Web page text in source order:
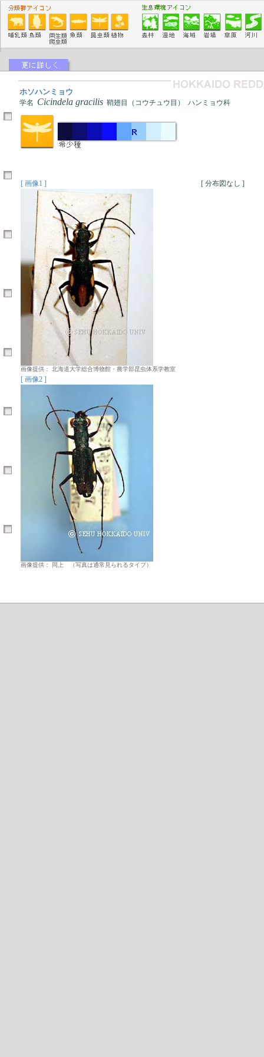
ホソハンミョウ
学名 Cicindela gracilis 鞘翅目（コウチュウ目） ハンミョウ科
[ 画像1 ]
画像提供： 北海道大学総合博物館・農学部昆虫体系学教室
[ 分布図なし ]
[ 画像2 ]
画像提供： 同上 （写真は通常見られるタイプ）